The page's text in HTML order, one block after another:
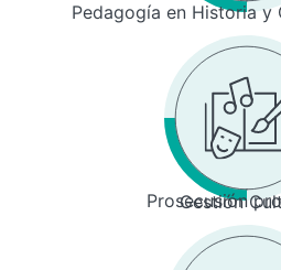
Pedagogía en Historia y
Prosecusión
Gestión